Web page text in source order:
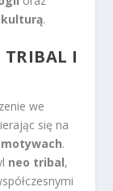
.
TRIBAL I
we
się na
.
neo tribal,